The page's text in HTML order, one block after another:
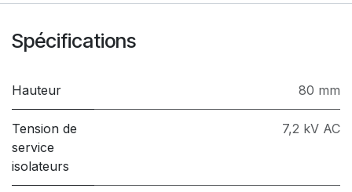
Spécifications
Hauteur 80 mm
Tension de
service
isolateurs
7,2 kV AC